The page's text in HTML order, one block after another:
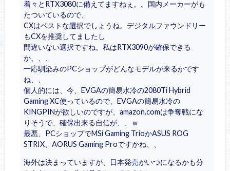
着々とRTX3080に備えてますねぇ。。国内メーカーがも
たついているので、
CXはベストな選択でしょうね。デジタルファウンドリー
もCXを推奨してましたし
間違いない選択ですね。私はRTX3090が確保できる
か、、、
一応馴染みのPCショップがどんなモデルが来るかです
ね、、
個人的には、今、EVGAの簡易水冷の2080Ti Hybrid
Gaming XC使っているので、EVGAの簡易水冷の
KINGPINが欲しいのですが、amazon.comは争奪戦にな
りそうで、確保出来る自信が、、ｗ
最悪、PCショップでMSi Gaming TrioかASUS ROG
STRIX、AORUS Gaming Proですかね、、
海外は決まっていますが、日本発売がいつになるかも分